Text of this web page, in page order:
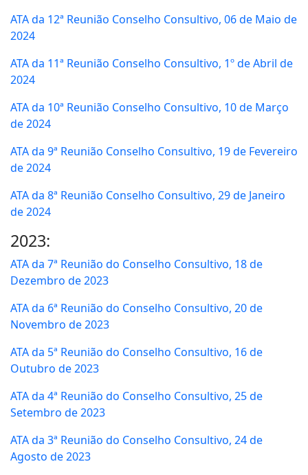
ATA da 12ª Reunião Conselho Consultivo, 06 de Maio de
2024
ATA da 11ª Reunião Conselho Consultivo, 1º de Abril de
2024
ATA da 10ª Reunião Conselho Consultivo, 10 de Março
de 2024
ATA da 9ª Reunião Conselho Consultivo, 19 de Fevereiro
de 2024
ATA da 8ª Reunião Conselho Consultivo, 29 de Janeiro
de 2024
2023:
ATA da 7ª Reunião do Conselho Consultivo, 18 de
Dezembro de 2023
ATA da 6ª Reunião do Conselho Consultivo, 20 de
Novembro de 2023
ATA da 5ª Reunião do Conselho Consultivo, 16 de
Outubro de 2023
ATA da 4ª Reunião do Conselho Consultivo, 25 de
Setembro de 2023
ATA da 3ª Reunião do Conselho Consultivo, 24 de
Agosto de 2023